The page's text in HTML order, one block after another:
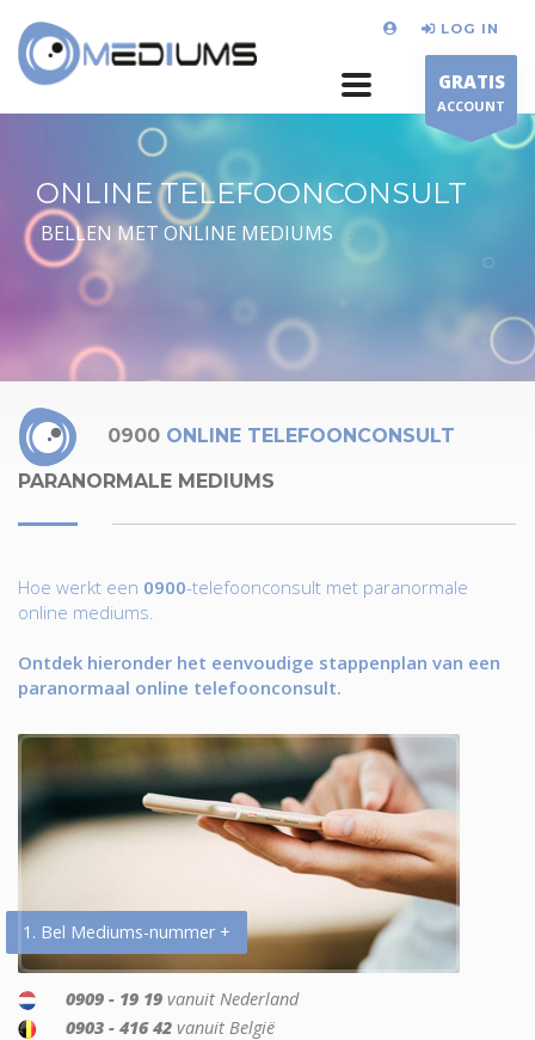
LOG IN
GRATIS
ACCOUNT
ONLINE TELEFOONCONSULT
BELLEN MET ONLINE MEDIUMS
0900 ONLINE TELEFOONCONSULT
PARANORMALE MEDIUMS
Hoe werkt een 0900-telefoonconsult met paranormale
online mediums.
Ontdek hieronder het eenvoudige stappenplan van een
paranormaal online telefoonconsult.
1. Bel Mediums-nummer +
0909 - 19 19 vanuit Nederland
0903 - 416 42 vanuit België